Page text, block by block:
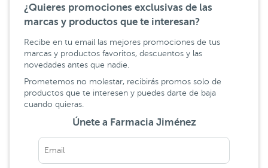
¿Quieres promociones exclusivas de las
marcas y productos que te interesan?
Recibe en tu email las mejores promociones de tus
marcas y productos favoritos, descuentos y las
novedades antes que nadie.
Prometemos no molestar, recibirás promos solo de
productos que te interesen y puedes darte de baja
cuando quieras.
Únete a Farmacia Jiménez